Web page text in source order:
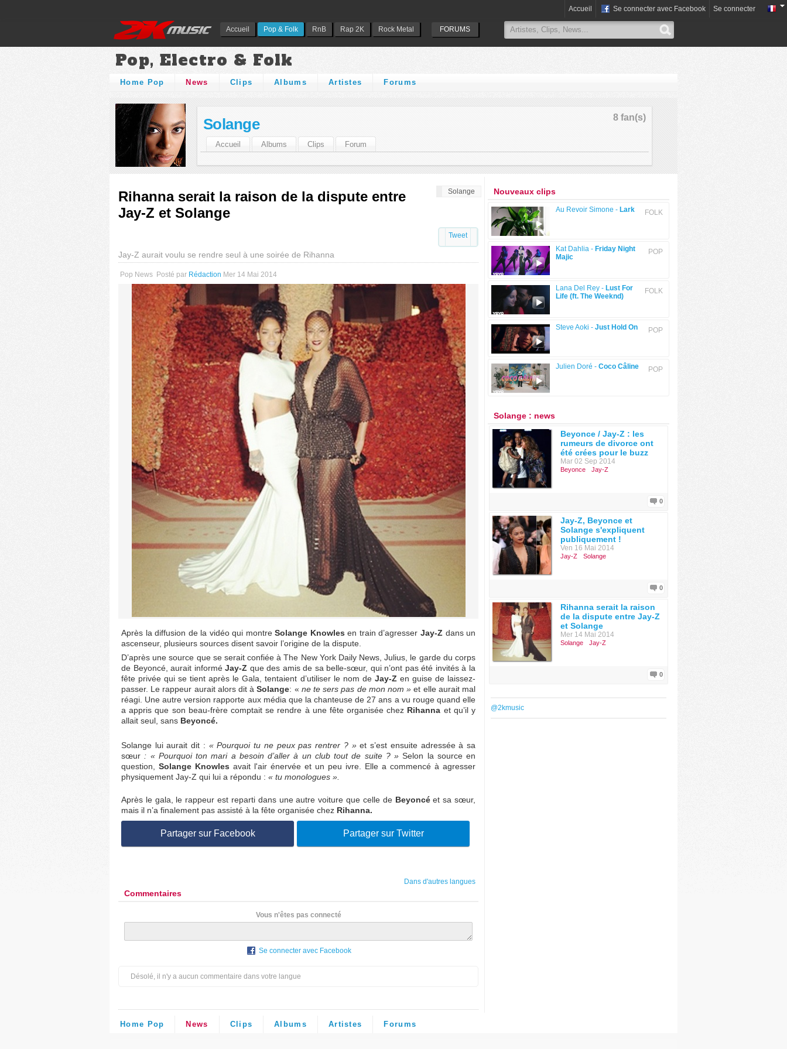
Accueil Pop & Folk RnB Rap 2K Rock Metal FORUMS
Accueil Se connecter avec Facebook Se connecter
Pop, Electro & Folk
Home Pop News Clips Albums Artistes Forums
8 fan(s)
Solange
Accueil Albums Clips Forum
Solange
Rihanna serait la raison de la dispute entre
Jay-Z et Solange
Tweet
Jay-Z aurait voulu se rendre seul à une soirée de Rihanna
Pop News Posté par Rédaction Mer 14 Mai 2014
Après la diffusion de la vidéo qui montreSolange Knowles en train d’agresser Jay-Z dans un
ascenseur, plusieurs sources disent savoir l’origine de la dispute.
D’après une source que se serait confiée à The New York Daily News, Julius, le garde du corps
de Beyoncé, aurait informéJay-Z que des amis de sa belle-sœur, qui n’ont pas été invités à la
fête privée qui se tient après le Gala, tentaient d’utiliser le nom deJay-Z en guise de laissez-
passer. Le rappeur aurait alors dit àSolange: « ne te sers pas de mon nom » et elle aurait mal
réagi. Une autre version rapporte aux média que la chanteuse de 27 ans a vu rouge quand elle
a appris que son beau-frère comptait se rendre à une fête organisée chez Rihanna et qu’il y
allait seul, sans Beyoncé.
Solange lui aurait dit : « Pourquoi tu ne peux pas rentrer ? »et s’est ensuite adressée à sa
sœur : « Pourquoi ton mari a besoin d’aller à un club tout de suite ? » Selon la source en
question,
Solange Knowles avait l'air énervée et un peu ivre. Elle a commencé à agresser
physiquement Jay-Z qui lui a répondu : « tu monologues ».
Après le gala, le rappeur est reparti dans une autre voiture que celle de Beyoncéet sa sœur,
mais il n’a finalement pas assisté à la fête organisée chez Rihanna.
Partager sur Facebook Partager sur Twitter
Dans d'autres langues
Commentaires
Vous n'êtes pas connecté
Se connecter avec Facebook
Désolé, il n'y a aucun commentaire dans votre langue
Nouveaux clips
FOLK
Au Revoir Simone - Lark
POP
Kat Dahlia - Friday Night
Majic
FOLK
Lana Del Rey - Lust For
Life (ft. The Weeknd)
POP
Steve Aoki - Just Hold On
POP
Julien Doré - Coco Câline
Solange : news
Beyonce / Jay-Z : les
rumeurs de divorce ont
été crées pour le buzz
Mar 02 Sep 2014
Beyonce Jay-Z
0
Jay-Z, Beyonce et
Solange s'expliquent
publiquement !
Ven 16 Mai 2014
Jay-Z Solange
0
Rihanna serait la raison
de la dispute entre Jay-Z
et Solange
Mer 14 Mai 2014
Solange Jay-Z
0
@2kmusic
Home Pop News Clips Albums Artistes Forums